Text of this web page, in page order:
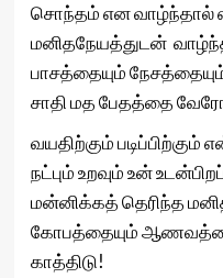
சொந்தம் என வாழ்ந்தால்
மனிதநேயத்துடன்
பாசத்தையும்
சாதி மத பேதத்தை
வயதிற்கும் படிப்பிற்கும்
நட்பும் உறவும் உன்
மன்னிக்கத் தெரிந்த
கோபத்தையும்
காத்திடு!